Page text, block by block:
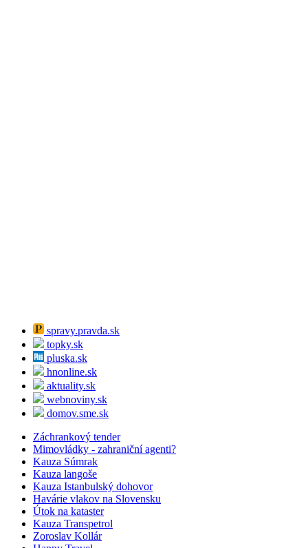
spravy.pravda.sk
topky.sk
pluska.sk
hnonline.sk
aktuality.sk
webnoviny.sk
domov.sme.sk
Záchrankový tender
Mimovládky - zahraniční agenti?
Kauza Súmrak
Kauza langoše
Kauza Istanbulský dohovor
Havárie vlakov na Slovensku
Útok na kataster
Kauza Transpetrol
Zoroslav Kollár